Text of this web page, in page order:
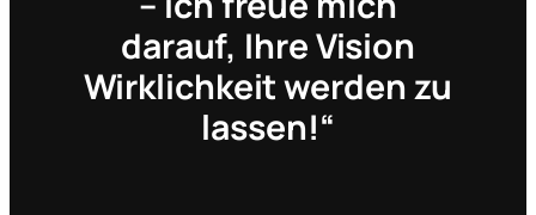
darauf, Ihre Vision
Wirklichkeit werden zu
lassen!“